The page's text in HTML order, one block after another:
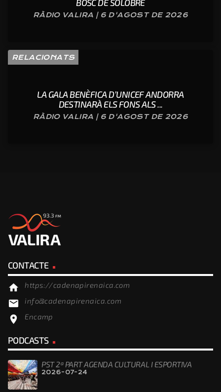
BOSC DE SOLOBRE
RÀDIO VALIRA | 6 D'AGOST DE 2026
RELACIONATS
LA GALA BENÈFICA D’UNICEF ANDORRA
DESTINARÀ ELS FONS ALS ...
RÀDIO VALIRA | 6 D'AGOST DE 2026
CONTACTE
home https://cadenapirenaica.com
email info@cadenapirenaica.com
location_on Encamp
PODCASTS
PST 2ª PART AGENDA CULTURAL I ESPORTIVA
2026-07-24